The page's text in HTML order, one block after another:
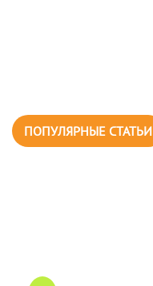
ПОПУЛЯРНЫЕ СТАТЬИ